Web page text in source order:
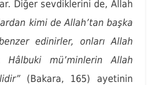
Diğer sevdiklerini de, Allah
kimi de Allah’tan başka
edinirler, onları Allah
mü’minlerin Allah
(Bakara, 165) ayetinin